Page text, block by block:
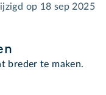
op 18 sep 2025
breder te maken.